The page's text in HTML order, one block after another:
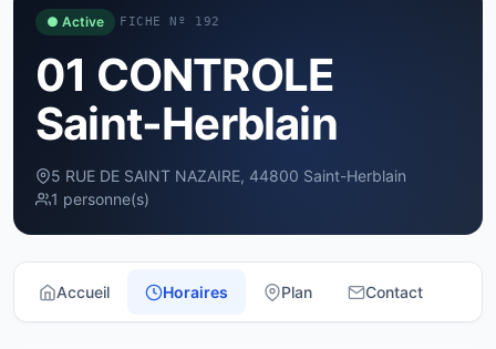
● Active FICHE Nº 192
01 CONTROLE
Saint-Herblain
5 RUE DE SAINT NAZAIRE, 44800 Saint-Herblain
1 personne(s)
Accueil Horaires Plan Contact